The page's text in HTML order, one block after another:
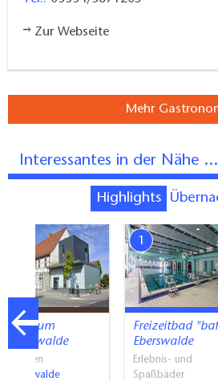
Zur Webseite
Mehr
Interessantes in der Nähe ...
Highlights
Museum
Eberswalde
Museen
Eberswalde
1
Freizeitbad
Eberswalde
Erlebnis- und
Spaßbäder